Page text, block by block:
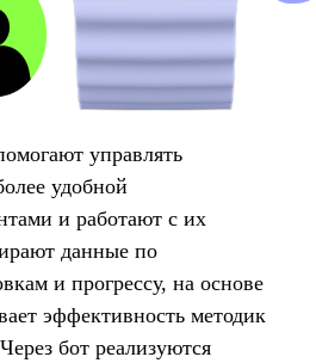
управлять
удобной
и работают с их
данные по
и прогрессу, на основе
эффективность методик
бот реализуются